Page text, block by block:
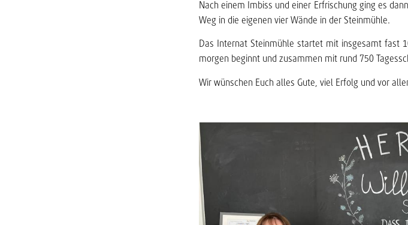
Nach einem Imbiss und einer Erfrischung ging es
Weg in die eigenen vier Wände in der Steinmühle.
Das Internat Steinmühle startet mit insgesamt fast
morgen beginnt und zusammen mit rund 750
Wir wünschen Euch alles Gute, viel Erfolg und vor